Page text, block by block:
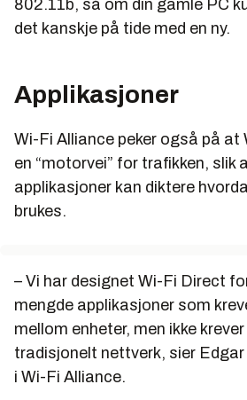
802.11b, så om din gamle PC
det kanskje på tide med en ny.
Applikasjoner
Wi-Fi Alliance peker også på at
en “motorvei” for trafikken, slik
applikasjoner kan diktere
brukes.
– Vi har designet Wi-Fi Direct
mengde applikasjoner som
mellom enheter, men ikke
tradisjonelt nettverk, sier
i Wi-Fi Alliance.